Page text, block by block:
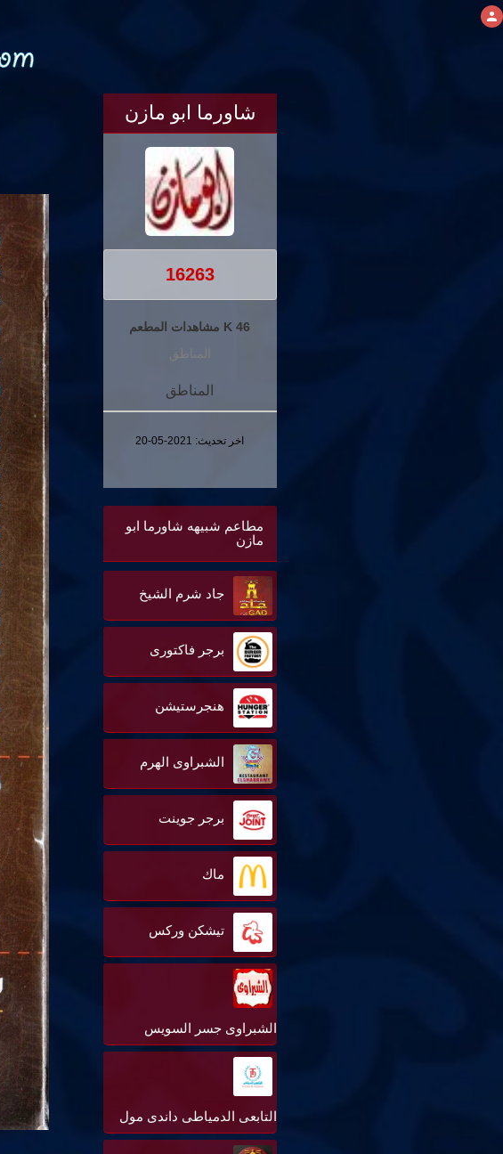
شاورما ابو مازن
16263
46 K مشاهدات المطعم
المناطق
المناطق
اخر تحديث: 2021-05-20
مطاعم شبيهه شاورما ابو
مازن
جاد شرم الشيخ
برجر فاكتورى
هنجرستيشن
الشبراوى الهرم
برجر جوينت
ماك
تيشكن وركس
الشبراوى جسر السويس
التابعى الدمياطى داندى مول